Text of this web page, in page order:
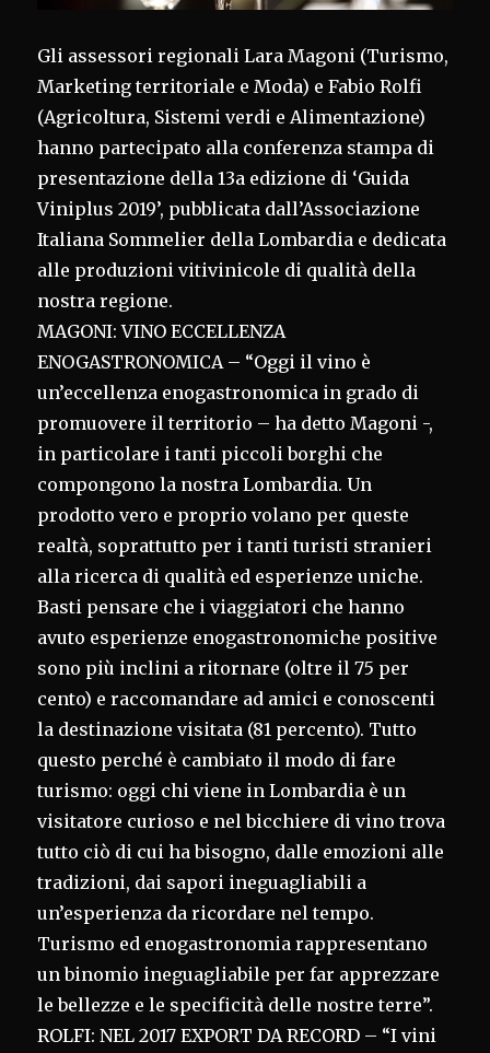
Gli assessori regionali Lara Magoni (Turismo,
Marketing territoriale e Moda) e Fabio Rolfi
(Agricoltura, Sistemi verdi e Alimentazione)
hanno partecipato alla conferenza stampa di
presentazione della 13a edizione di ‘Guida
Viniplus 2019’, pubblicata dall’Associazione
Italiana Sommelier della Lombardia e dedicata
alle produzioni vitivinicole di qualità della
nostra regione.
MAGONI: VINO ECCELLENZA
ENOGASTRONOMICA – “Oggi il vino è
un’eccellenza enogastronomica in grado di
promuovere il territorio – ha detto Magoni -,
in particolare i tanti piccoli borghi che
compongono la nostra Lombardia. Un
prodotto vero e proprio volano per queste
realtà, soprattutto per i tanti turisti stranieri
alla ricerca di qualità ed esperienze uniche.
Basti pensare che i viaggiatori che hanno
avuto esperienze enogastronomiche positive
sono più inclini a ritornare (oltre il 75 per
cento) e raccomandare ad amici e conoscenti
la destinazione visitata (81 percento). Tutto
questo perché è cambiato il modo di fare
turismo: oggi chi viene in Lombardia è un
visitatore curioso e nel bicchiere di vino trova
tutto ciò di cui ha bisogno, dalle emozioni alle
tradizioni, dai sapori ineguagliabili a
un’esperienza da ricordare nel tempo.
Turismo ed enogastronomia rappresentano
un binomio ineguagliabile per far apprezzare
le bellezze e le specificità delle nostre terre”.
ROLFI: NEL 2017 EXPORT DA RECORD – “I vini